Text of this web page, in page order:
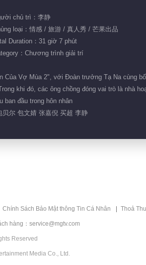
chủ trì：李静
loại：情感 / 旅游 / 真人秀 / 芒果出品
Duration：31 giờ 7 phút
：Chương trình giải trí
Vợ Mùa 2", với Đoàn trưởng Tạ Na cùng
khi đó, các ông chồng đóng vai trò là nhà
ban đầu trong hôn nhân
尔 包文婧 张嘉倪 买超 李静
Chính Sách Bảo Mật thông Tin Cá Nhân Thoả
hàng：service@mgtv.com
Reserved
Media Co., Ltd.